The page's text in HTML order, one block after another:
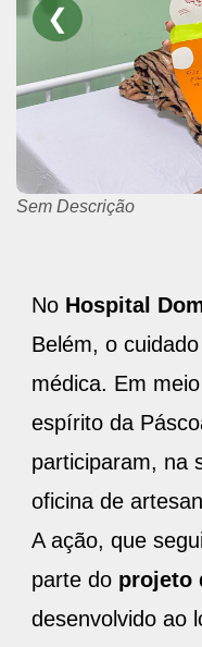
❮
Sem Descrição
No Hospital
Belém, o
médica. Em
espírito da
participaram, na
oficina de
A ação, que
parte do projeto
desenvolvido ao